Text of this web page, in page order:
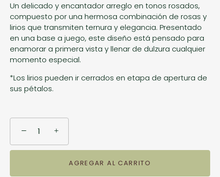
Un delicado y encantador arreglo en tonos rosados,
compuesto por una hermosa combinación de rosas y
lirios que transmiten ternura y elegancia. Presentado
en una base a juego, este diseño está pensado para
enamorar a primera vista y llenar de dulzura cualquier
momento especial.
*Los lirios pueden ir cerrados en etapa de apertura de
sus pétalos.
− +
AGREGAR AL CARRITO